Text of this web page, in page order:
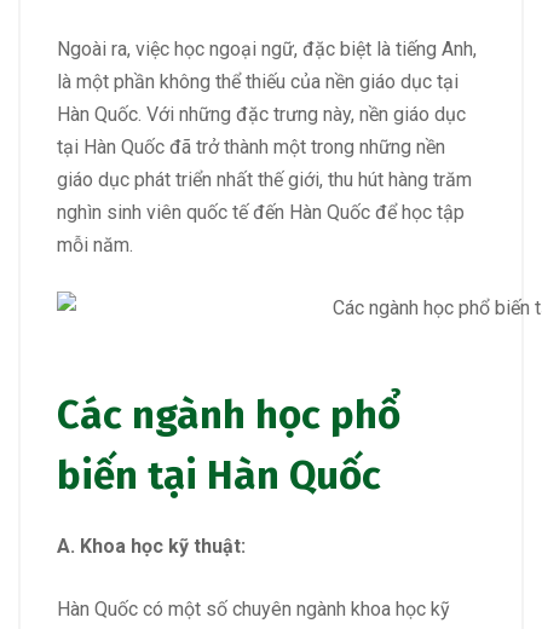
Ngoài ra, việc học ngoại ngữ, đặc biệt là tiếng Anh,
là một phần không thể thiếu của nền giáo dục tại
Hàn Quốc. Với những đặc trưng này, nền giáo dục
tại Hàn Quốc đã trở thành một trong những nền
giáo dục phát triển nhất thế giới, thu hút hàng trăm
nghìn sinh viên quốc tế đến Hàn Quốc để học tập
mỗi năm.
Các ngành học phổ
biến tại Hàn Quốc
A. Khoa học kỹ thuật:
Hàn Quốc có một số chuyên ngành khoa học kỹ